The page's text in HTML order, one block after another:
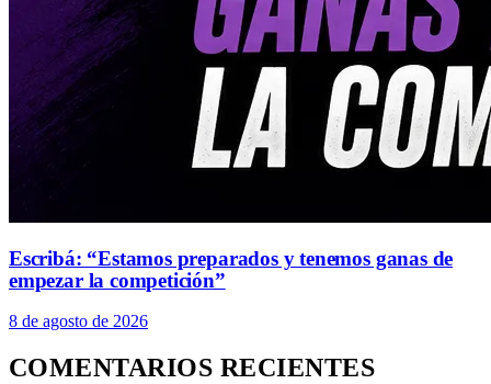
Escribá: “Estamos preparados y tenemos ganas de
empezar la competición”
8 de agosto de 2026
COMENTARIOS RECIENTES